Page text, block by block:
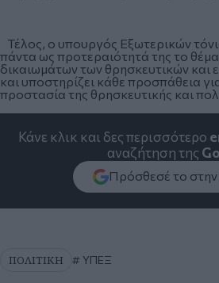
Τέλος, ο υπουργός Εξωτερικών
πάντα ως προτεραιότητά της το
δικαιωμάτων των θρησκευτικών και
και υποστηρίζει κάθε προσπάθεια
προστασία της θρησκευτικής και
Κάνε κλικ και δες περισσότερο
αναζήτηση της
Πρόσθεσέ το στην
ΠΟΛΙΤΙΚΗ ΥΠΕΞ